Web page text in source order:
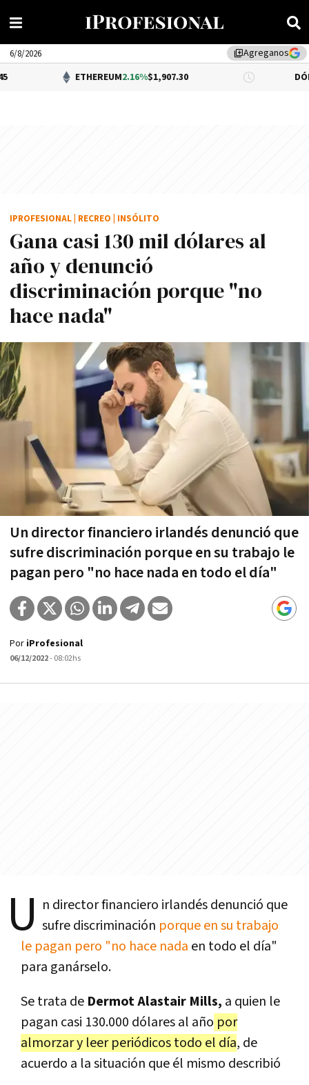
library_addAgreganos
6/8/2026
ETHEREUM2.16%$1,907.30 DÓLAR BNA
Gana casi 130 mil dólares al
año y denunció
discriminación porque "no
hace nada"
Un director financiero irlandés denunció que
sufre discriminación porque en su trabajo le
pagan pero "no hace nada en todo el día"
IPROFESIONAL RECREO INSÓLITO
Por iProfesional
06/12/2022- 08:02hs
U n director financiero irlandés denunció que
sufre discriminación porque en su trabajo
le pagan pero "no hace nada en todo el día"
para ganárselo.
Se trata de Dermot Alastair Mills, a quien le
pagan casi 130.000 dólares al año por
almorzar y leer periódicos todo el día, de
acuerdo a la situación que él mismo describió